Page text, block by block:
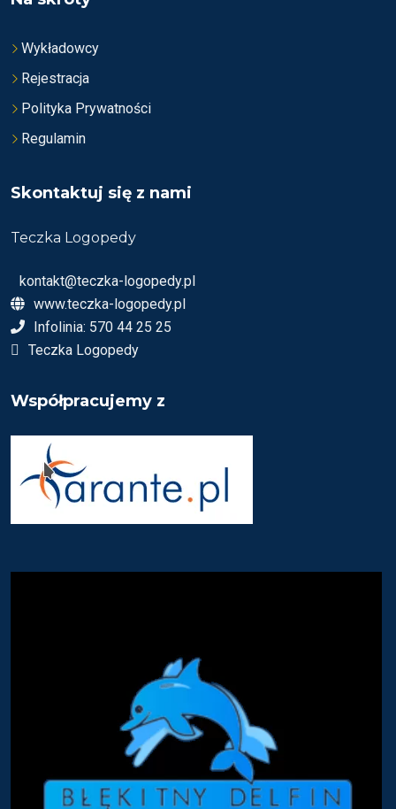
Wykładowcy
Rejestracja
Polityka Prywatności
Regulamin
Skontaktuj się z nami
Teczka Logopedy
kontakt@teczka-logopedy.pl
www.teczka-logopedy.pl
Infolinia: 570 44 25 25
Teczka Logopedy
Współpracujemy z